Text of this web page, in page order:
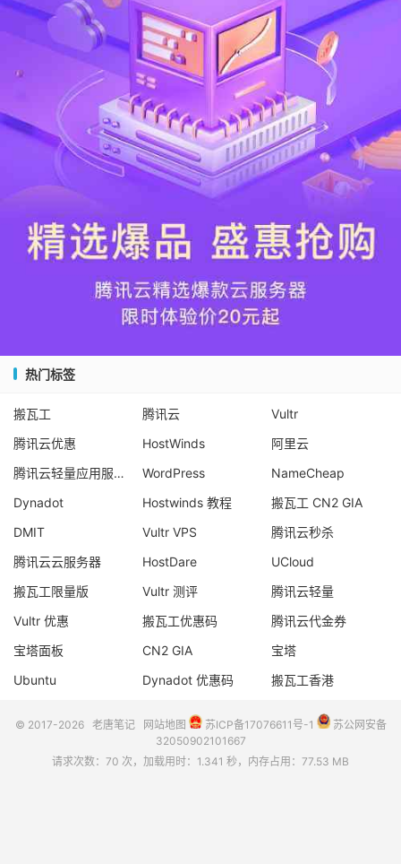
热门标签
搬瓦工 腾讯云
Vultr
腾讯云优惠
HostWinds
阿里云
腾讯云轻量应用服务器
WordPress
NameCheap
Dynadot
Hostwinds 教程
搬瓦工 CN2 GIA
DMIT
Vultr VPS
腾讯云秒杀
腾讯云云服务器
HostDare
UCloud
搬瓦工限量版
Vultr 测评
腾讯云轻量
Vultr 优惠
搬瓦工优惠码
腾讯云代金券
宝塔面板
CN2 GIA
宝塔
Ubuntu
Dynadot 优惠码 搬瓦工香港
© 2017-2026 老唐笔记 网站地图 苏ICP备17076611号-1
苏公网安备
32050902101667
请求次数：70 次，加载用时：1.341 秒，内存占用：77.53 MB